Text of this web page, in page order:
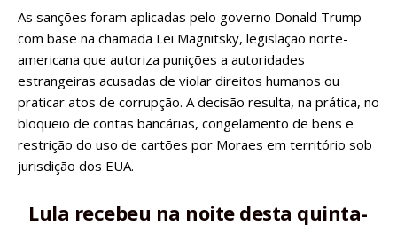
As sanções foram aplicadas pelo governo Donald Trump
com base na chamada Lei Magnitsky, legislação norte-
americana que autoriza punições a autoridades
estrangeiras acusadas de violar direitos humanos ou
praticar atos de corrupção. A decisão resulta, na prática, no
bloqueio de contas bancárias, congelamento de bens e
restrição do uso de cartões por Moraes em território sob
jurisdição dos EUA.
Lula recebeu na noite desta quinta-